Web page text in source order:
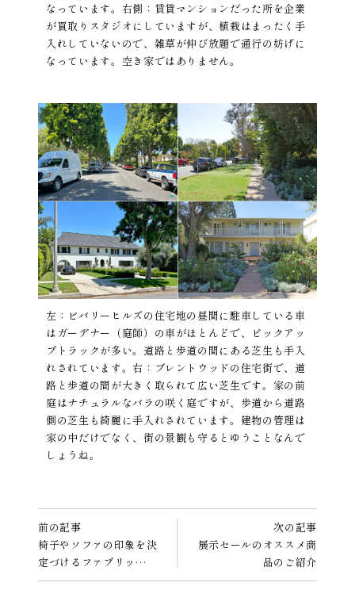
なっています。右側：賃貸マンションだった所を企業
が買取りスタジオにしていますが、植栽はまったく手
入れしていないので、雑草が伸び放題で通行の妨げに
なっています。空き家ではありません。
左：ビバリーヒルズの住宅地の昼間に駐車している車
はガーデナー（庭師）の車がほとんどで、ピックアッ
プトラックが多い。道路と歩道の間にある芝生も手入
れされています。右：ブレントウッドの住宅街で、道
路と歩道の間が大きく取られて広い芝生です。家の前
庭はナチュラルなバラの咲く庭ですが、歩道から道路
側の芝生も綺麗に手入れされています。建物の管理は
家の中だけでなく、街の景観も守るとゆうことなんで
しょうね。
前の記事
椅子やソファの印象を決
定づけるファブリッ…
次の記事
展示セールのオススメ商
品のご紹介